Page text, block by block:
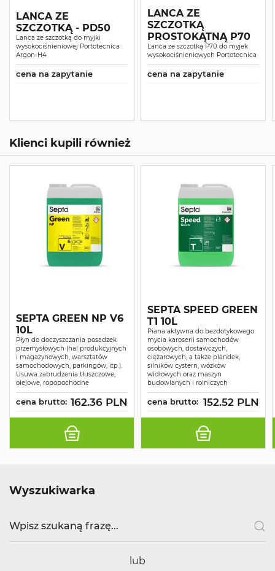
LANCA ZE
SZCZOTKĄ - PD50
Lanca ze szczotką do myjki
wysokociśnieniowej Portotecnica
Argon-H4
cena na zapytanie
LANCA ZE
SZCZOTKĄ
PROSTOKĄTNĄ P70
Lanca ze szczotką P70 do myjek
wysokociśnieniowych Portotecnica
cena na zapytanie
Klienci kupili również
SEPTA GREEN NP V6
10L
Płyn do doczyszczania posadzek
przemysłowych (hal produkcyjnych
i magazynowych, warsztatów
samochodowych, parkingów, itp.).
Usuwa zabrudzenia tłuszczowe,
olejowe, ropopochodne
cena brutto: 162.36 PLN
SEPTA SPEED GREEN
T1 10L
Piana aktywna do bezdotykowego
mycia karoserii samochodów
osobowych, dostawczych,
ciężarowych, a także plandek,
silników cystern, wózków
widłowych oraz maszyn
budowlanych i rolniczych
cena brutto: 152.52 PLN
Wyszukiwarka
lub